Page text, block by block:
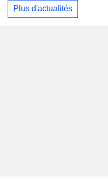
Plus d'actualités